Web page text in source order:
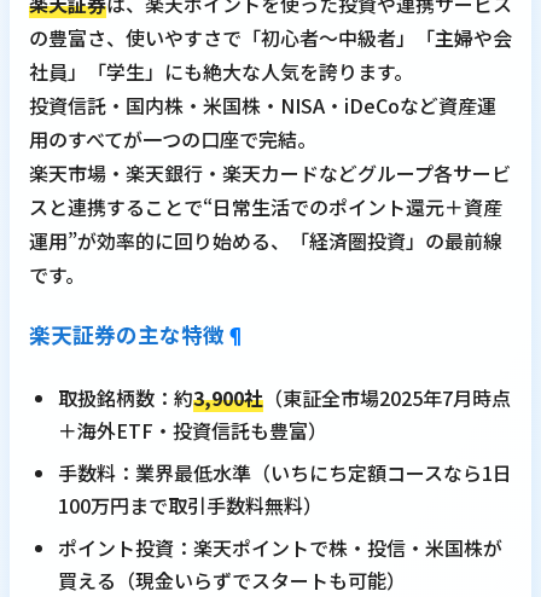
の豊富さ、使いやすさで「初心者～中級者」「主婦や会
社員」「学生」にも絶大な人気を誇ります。
投資信託・国内株・米国株・NISA・iDeCoなど資産運
用のすべてが一つの口座で完結。
楽天市場・楽天銀行・楽天カードなどグループ各サービ
スと連携することで“日常生活でのポイント還元＋資産
運用”が効率的に回り始める、「経済圏投資」の最前線
です。
楽天証券の主な特徴 ¶
取扱銘柄数：約3,900社 （東証全市場2025年7月時点
＋海外ETF・投資信託も豊富）
手数料：業界最低水準（いちにち定額コースなら1日
100万円まで取引手数料無料）
ポイント投資：楽天ポイントで株・投信・米国株が
買える（現金いらずでスタートも可能）